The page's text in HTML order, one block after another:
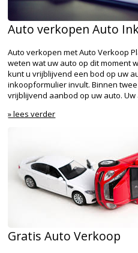
Auto verkopen Auto
Auto verkopen met Auto Verkoop
weten wat uw auto op dit moment
kunt u vrijblijvend een bod op uw
inkoopformulier invult. Binnen
vrijblijvend aanbod op uw auto.
» lees verder
Gratis Auto Verkoop